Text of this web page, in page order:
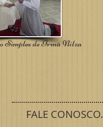
Simples de Irmã Nilza
FALE CONOSCO.